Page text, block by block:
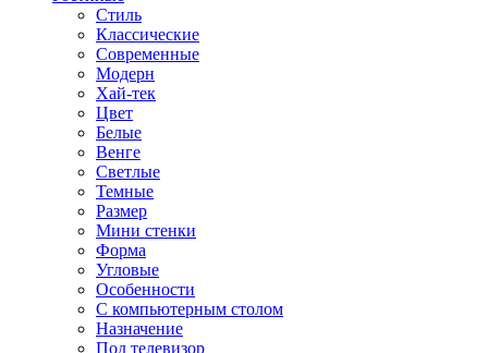
Стиль
Классические
Современные
Модерн
Хай-тек
Цвет
Белые
Венге
Светлые
Темные
Размер
Мини стенки
Форма
Угловые
Особенности
С компьютерным столом
Назначение
Под телевизор